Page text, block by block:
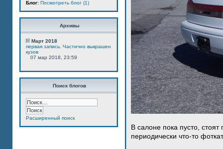
Блог: Посмотреть блог (1)
Архивы
Март 2018
первая запись. Частично выкрашен
кузов
07 мар 2018, 23:59
Поиск блогов
Расширенный поиск
В салоне пока пусто,
периодически что-то